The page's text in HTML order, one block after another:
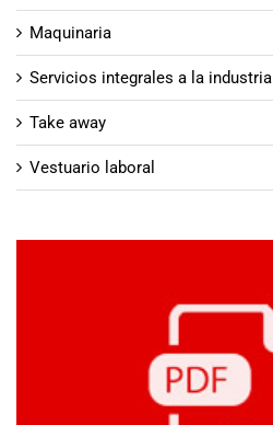
Maquinaria
Servicios integrales a la industria
Take away
Vestuario laboral